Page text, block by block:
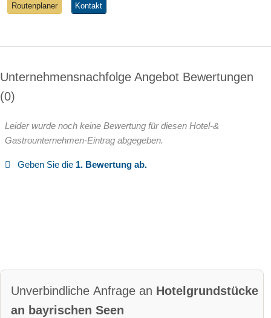
Routenplaner Kontakt
Unternehmensnachfolge Angebot Bewertungen
0
Leider wurde noch keine Bewertung für diesen Hotel-&
Gastrounternehmen-Eintrag abgegeben.
Geben Sie die 1. Bewertung ab.
Unverbindliche Anfrage an Hotelgrundstücke
an bayrischen Seen